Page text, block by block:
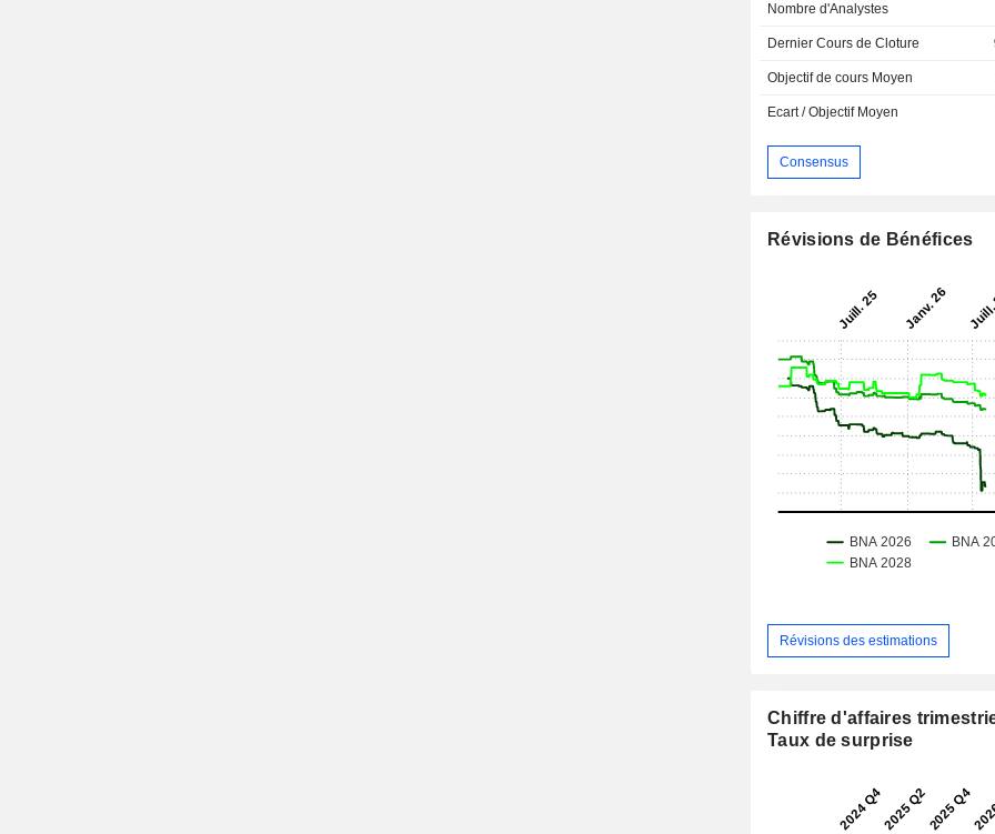
Nombre d'Analystes
Dernier Cours de Cloture
Objectif de cours Moyen
Ecart / Objectif Moyen
Consensus
Révisions de Bénéfices
Révisions des estimations
Chiffre d'affaires
Taux de surprise